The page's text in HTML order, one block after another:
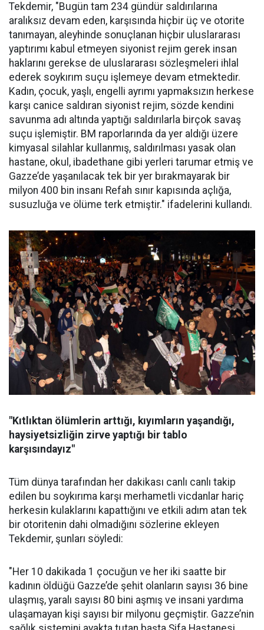
Tekdemir, "Bugün tam 234 gündür saldırılarına
aralıksız devam eden, karşısında hiçbir üç ve otorite
tanımayan, aleyhinde sonuçlanan hiçbir uluslararası
yaptırımı kabul etmeyen siyonist rejim gerek insan
haklarını gerekse de uluslararası sözleşmeleri ihlal
ederek soykırım suçu işlemeye devam etmektedir.
Kadın, çocuk, yaşlı, engelli ayrımı yapmaksızın herkese
karşı canice saldıran siyonist rejim, sözde kendini
savunma adı altında yaptığı saldırılarla birçok savaş
suçu işlemiştir. BM raporlarında da yer aldığı üzere
kimyasal silahlar kullanmış, saldırılması yasak olan
hastane, okul, ibadethane gibi yerleri tarumar etmiş ve
Gazze’de yaşanılacak tek bir yer bırakmayarak bir
milyon 400 bin insanı Refah sınır kapısında açlığa,
susuzluğa ve ölüme terk etmiştir." ifadelerini kullandı.
"Kıtlıktan ölümlerin arttığı, kıyımların yaşandığı,
haysiyetsizliğin zirve yaptığı bir tablo
karşısındayız"
Tüm dünya tarafından her dakikası canlı canlı takip
edilen bu soykırıma karşı merhametli vicdanlar hariç
herkesin kulaklarını kapattığını ve etkili adım atan tek
bir otoritenin dahi olmadığını sözlerine ekleyen
Tekdemir, şunları söyledi:
"Her 10 dakikada 1 çocuğun ve her iki saatte bir
kadının öldüğü Gazze’de şehit olanların sayısı 36 bine
ulaşmış, yaralı sayısı 80 bini aşmış ve insani yardıma
ulaşamayan kişi sayısı bir milyonu geçmiştir. Gazze’nin